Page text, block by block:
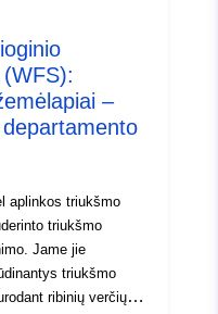
sritims,
nustatyti.
–
aplinkos triukšmo
triukšmo
Jame jie
triukšmo
ribinių verčių